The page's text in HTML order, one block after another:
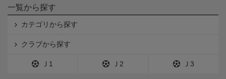
一覧から探す
カテゴリから探す
クラブから探す
Ｊ1 Ｊ2 Ｊ3